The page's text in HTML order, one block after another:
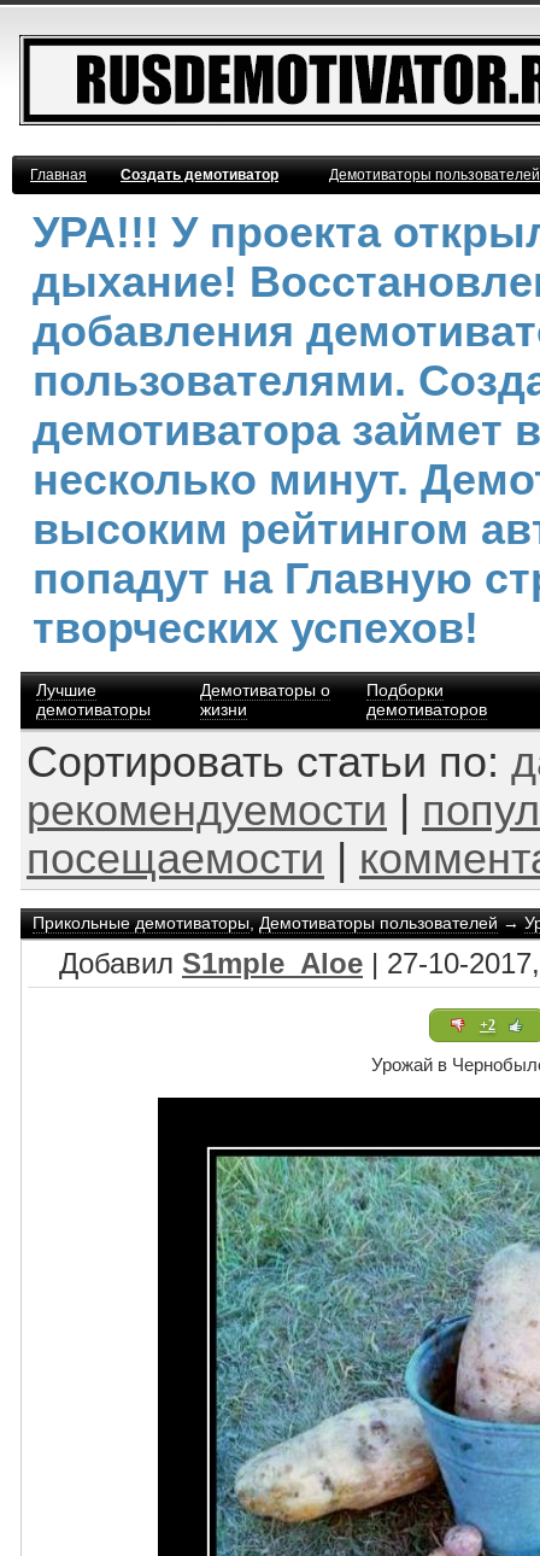
Главная Создать демотиватор Демотиваторы
УРА!!! У проекта
дыхание!
добавления
пользователями.
демотиватора займет
несколько минут.
высоким рейтингом
попадут на Главную
творческих успехов!
Лучшие
демотиваторы
Демотиваторы о
жизни
Подборки
демотиваторов
Сортировать статьи по:
рекомендуемости
посещаемости
Прикольные демотиваторы,Демотиваторы пользователей→
Добавил S1mple_Aloe | 27-10-
+2
Урожай в